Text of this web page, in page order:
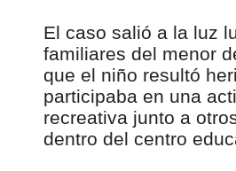
El caso salió a la luz
familiares del menor
que el niño resultó
participaba en una
recreativa junto a
dentro del centro